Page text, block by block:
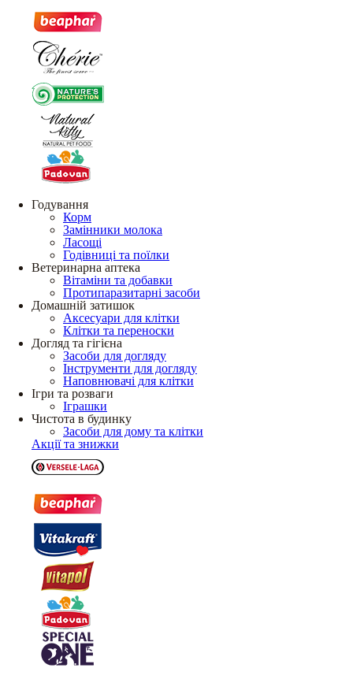
Годування
Корм
Замінники молока
Ласощі
Годівниці та поїлки
Ветеринарна аптека
Вітаміни та добавки
Протипаразитарні засоби
Домашній затишок
Аксесуари для клітки
Клітки та переноски
Догляд та гігієна
Засоби для догляду
Інструменти для догляду
Наповнювачі для клітки
Ігри та розваги
Іграшки
Чистота в будинку
Засоби для дому та клітки
Акції та знижки